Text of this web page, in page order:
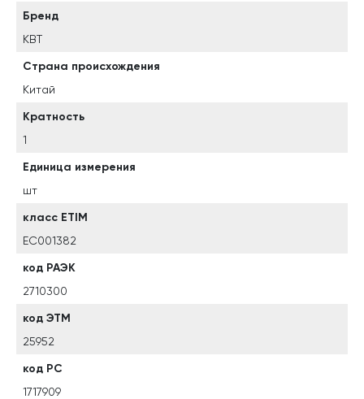
Бренд
КВТ
Страна происхождения
Китай
Кратность
1
Единица измерения
шт
класс ETIM
EC001382
код РАЭК
2710300
код ЭТМ
25952
код РС
1717909